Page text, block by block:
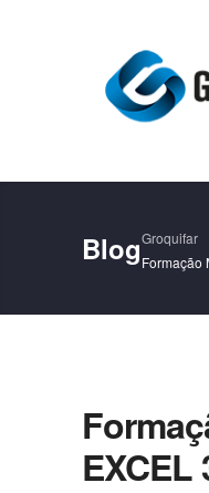
BlogGroquifar
Formação
EXCEL